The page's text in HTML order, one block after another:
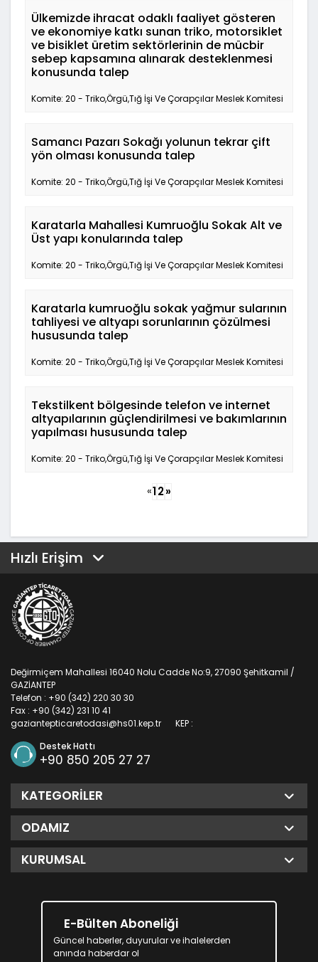
Ülkemizde ihracat odaklı faaliyet gösteren
ve ekonomiye katkı sunan triko, motorsiklet
ve bisiklet üretim sektörlerinin de mücbir
sebep kapsamına alınarak desteklenmesi
konusunda talep
Komite: 20 - Triko,Örgü,Tığ İşi Ve Çorapçılar Meslek Komitesi
Samancı Pazarı Sokağı yolunun tekrar çift
yön olması konusunda talep
Komite: 20 - Triko,Örgü,Tığ İşi Ve Çorapçılar Meslek Komitesi
Karatarla Mahallesi Kumruoğlu Sokak Alt ve
Üst yapı konularında talep
Komite: 20 - Triko,Örgü,Tığ İşi Ve Çorapçılar Meslek Komitesi
Karatarla kumruoğlu sokak yağmur sularının
tahliyesi ve altyapı sorunlarının çözülmesi
hususunda talep
Komite: 20 - Triko,Örgü,Tığ İşi Ve Çorapçılar Meslek Komitesi
Tekstilkent bölgesinde telefon ve internet
altyapılarının güçlendirilmesi ve bakımlarının
yapılması hususunda talep
Komite: 20 - Triko,Örgü,Tığ İşi Ve Çorapçılar Meslek Komitesi
«12»
Hızlı Erişim
Değirmiçem Mahallesi 16040 Nolu Cadde No:9, 27090 Şehitkamil /
GAZİANTEP
Telefon : +90 (342) 220 30 30
Fax : +90 (342) 231 10 41
KEP :
gaziantepticaretodasi@hs01.kep.tr
Destek Hattı
+90 850 205 27 27
KATEGORILER
ODAMIZ
KURUMSAL
E-Bülten Aboneliği
Güncel haberler, duyurular ve ihalelerden
anında haberdar ol